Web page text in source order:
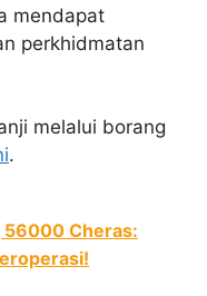
mendapat
perkhidmatan
melalui borang
.
56000 Cheras: